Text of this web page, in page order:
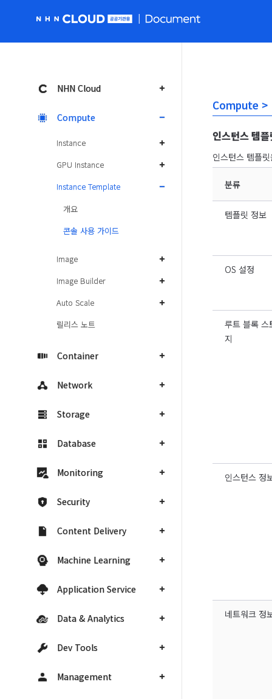
NHN Cloud
Compute
Instance
GPU Instance
Instance Template
개요
콘솔 사용 가이드
Image
Image Builder
Auto Scale
릴리스 노트
Container
Network
Storage
Database
Monitoring
Security
Content Delivery
Machine Learning
Application Service
Data & Analytics
Dev Tools
Management
Compute >
인스턴스 템
인스턴스 템플
분류
템플릿 정보
OS 설정
루트 블록 스
지
인스턴스 정
네트워크 정